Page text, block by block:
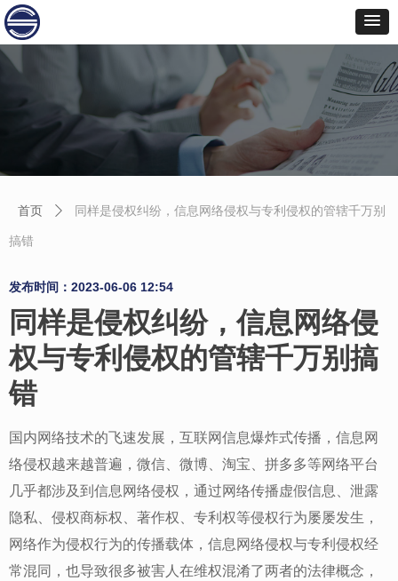
同样是侵权纠纷，信息网络侵
权与专利侵权的管辖千万别搞
错
发布时间： 2023-06-06 12:54
国内网络技术的飞速发展，互联网信息爆炸式传播，信息网
络侵权越来越普遍，微信、微博、淘宝、拼多多等网络平台
几乎都涉及到信息网络侵权，通过网络传播虚假信息、泄露
隐私、侵权商标权、著作权、专利权等侵权行为屡屡发生，
网络作为侵权行为的传播载体，信息网络侵权与专利侵权经
常混同，也导致很多被害人在维权混淆了两者的法律概念，
首页 ꄲ 同样是侵权纠纷，信息网络侵权与专利侵权的管辖千万别
搞错